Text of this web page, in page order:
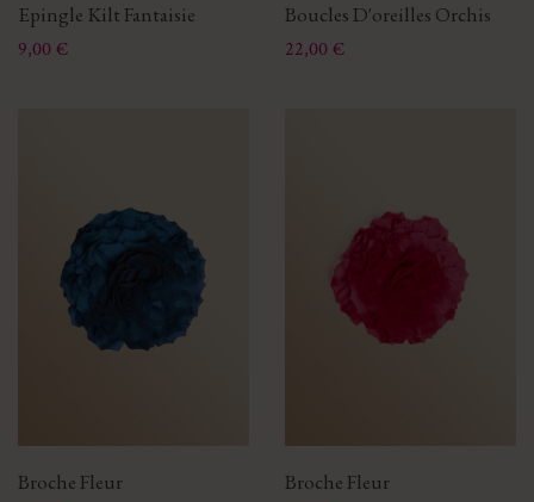
Epingle Kilt Fantaisie
Prix
9,00 €
Boucles D'oreilles Orchis
Prix
22,00 €
Broche Fleur Broche Fleur